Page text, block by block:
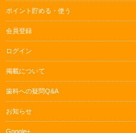
ポイント貯める・使う
会員登録
ログイン
掲載について
歯科への疑問Q&A
お知らせ
Google+